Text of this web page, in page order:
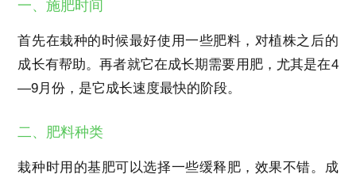
一、施肥时间
首先在栽种的时候最好使用一些肥料，对植株之后的
成长有帮助。再者就它在成长期需要用肥，尤其是在4
—9月份，是它成长速度最快的阶段。
二、肥料种类
栽种时用的基肥可以选择一些缓释肥，效果不错。成